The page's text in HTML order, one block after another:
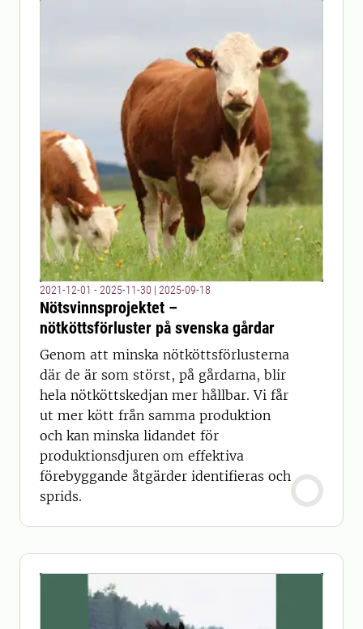
2021-12-01 - 2025-11-30 | 2025-09-18
Nötsvinnsprojektet –
nötköttsförluster på svenska gårdar
Genom att minska nötköttsförlusterna
där de är som störst, på gårdarna, blir
hela nötköttskedjan mer hållbar. Vi får
ut mer kött från samma produktion
och kan minska lidandet för
produktionsdjuren om effektiva
förebyggande åtgärder identifieras och
sprids.